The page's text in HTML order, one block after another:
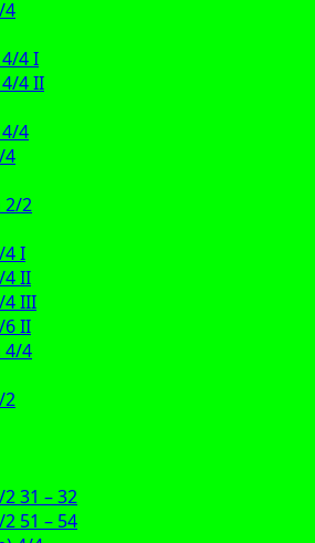
4
4 I
4 II
4
4
2/2
4 I
4 II
4 III
6 II
4/4
2
31 – 32
51 – 54